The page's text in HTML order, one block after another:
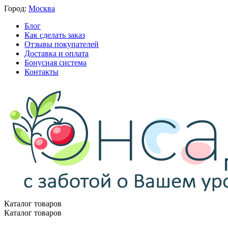
Город: Москва
Блог
Как сделать заказ
Отзывы покупателей
Доставка и оплата
Бонусная система
Контакты
Каталог товаров
Каталог товаров